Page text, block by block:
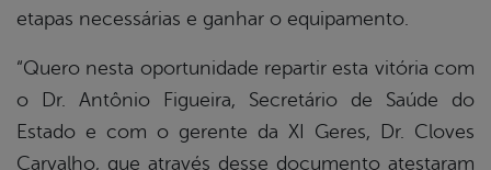
etapas necessárias e ganhar o equipamento.
“Quero nesta oportunidade repartir esta vitória com
o Dr. Antônio Figueira, Secretário de Saúde do
Estado e com o gerente da XI Geres, Dr. Cloves
Carvalho, que através desse documento atestaram